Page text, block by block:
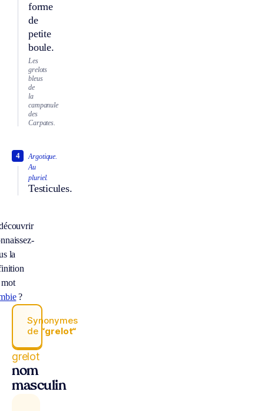
forme
de
petite
boule.
Les
grelots
bleus
de
la
campanule
des
Carpates.
Argotique.
Au
pluriel.
Testicules.
4
la
?
Synonymes
de “grelot“
grelot
nom
masculin